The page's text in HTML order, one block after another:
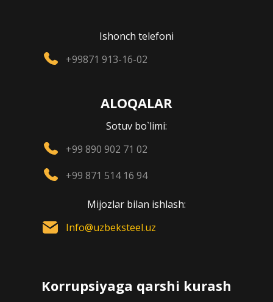
Ishonch telefoni
+99871 913-16-02
ALOQALAR
Sotuv bo`limi:
+99 890 902 71 02
+99 871 514 16 94
Mijozlar bilan ishlash:
Info@uzbeksteel.uz
Korrupsiyaga qarshi kurash